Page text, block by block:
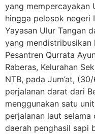
yang mempercayakan
hingga pelosok negeri
Yayasan Ulur Tangan
yang mendistribusikan
Pesantren Qurrata
Raberas, Kelurahan
NTB, pada Jum’at,
perjalanan darat dari
menggunakan satu
perjalanan laut selama
daerah penghasil sapi